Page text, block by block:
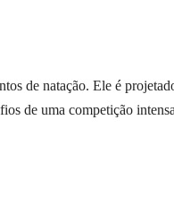
de natação. Ele é
de uma competição